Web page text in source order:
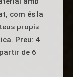
com és la
propis
Preu: 4
de 6